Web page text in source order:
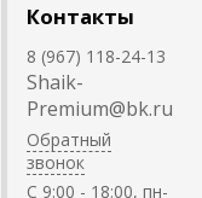
Контакты
8 (967) 118-24-13
Shaik-
Premium@bk.ru
Обратный
звонок
C 9:00 - 18:00, пн-